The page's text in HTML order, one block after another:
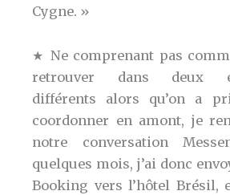
Cygne. »
★ Ne comprenant pas
retrouver dans deux
différents alors qu’on a
coordonner en amont, je
notre conversation
quelques mois, j’ai donc
Booking vers l’hôtel Brésil,